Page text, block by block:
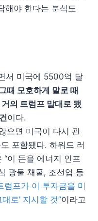
해야 한다는 분석도
서 미국에 5500억 달
때 모호하게 말로 때
거의 트럼프 말대로 됐
이다.
으면 미국이 다시 관
포함됐다. 하워드 러
“이 돈을 에너지 인프
광물 채굴, 조선업 등
럼프가 이 투자금을 미
로’ 지시할 것”이라고